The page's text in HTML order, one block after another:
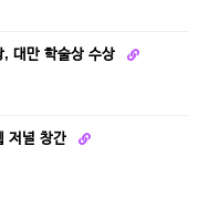
, 대만 학술상 수상
저널 창간